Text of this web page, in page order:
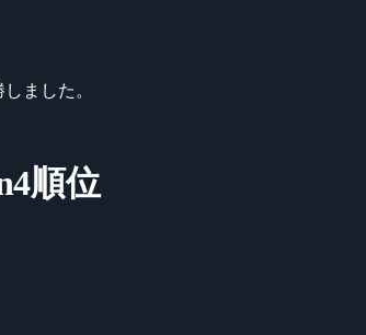
ました。
順位